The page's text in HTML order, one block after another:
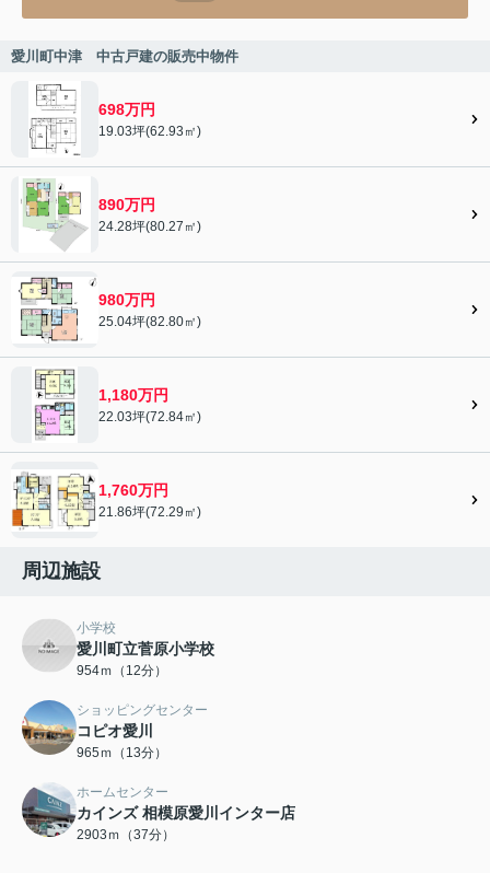
愛川町中津 中古戸建の販売中物件
698万円
19.03坪(62.93㎡)
890万円
24.28坪(80.27㎡)
980万円
25.04坪(82.80㎡)
1,180万円
22.03坪(72.84㎡)
1,760万円
21.86坪(72.29㎡)
周辺施設
小学校
愛川町立菅原小学校
954ｍ（12分）
ショッピングセンター
コピオ愛川
965ｍ（13分）
ホームセンター
カインズ 相模原愛川インター店
2903ｍ（37分）